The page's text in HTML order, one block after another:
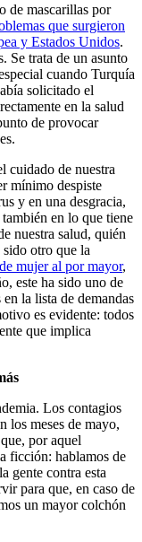
de mascarillas por
que surgieron
y Estados Unidos.
Se trata de un asunto
cuando Turquía
solicitado el
en la salud
de provocar
cuidado de nuestra
mínimo despiste
y en una desgracia,
en lo que tiene
nuestra salud, quién
otro que la
mujer al por mayor,
este ha sido uno de
la lista de demandas
es evidente: todos
que implica
Los contagios
los meses de mayo,
por aquel
ficción: hablamos de
gente contra esta
para que, en caso de
un mayor colchón